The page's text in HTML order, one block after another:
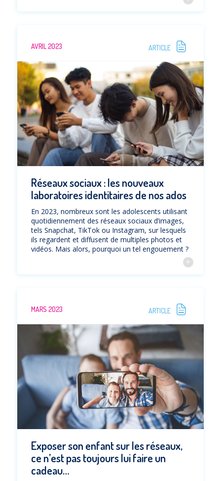
AVRIL 2023 ARTICLE
Réseaux sociaux : les nouveaux
laboratoires identitaires de nos ados
En 2023, nombreux sont les adolescents utilisant
quotidiennement des réseaux sociaux d’images,
tels Snapchat, TikTok ou Instagram, sur lesquels
ils regardent et diffusent de multiples photos et
vidéos. Mais alors, pourquoi un tel engouement ?
MARS 2023 ARTICLE
Exposer son enfant sur les réseaux,
ce n’est pas toujours lui faire un
cadeau…